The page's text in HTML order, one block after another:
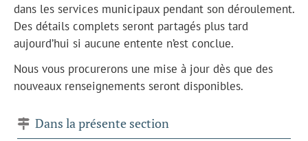
dans les services municipaux pendant son déroulement.
Des détails complets seront partagés plus tard
aujourd’hui si aucune entente n’est conclue.
Nous vous procurerons une mise à jour dès que des
nouveaux renseignements seront disponibles.
Dans la présente section